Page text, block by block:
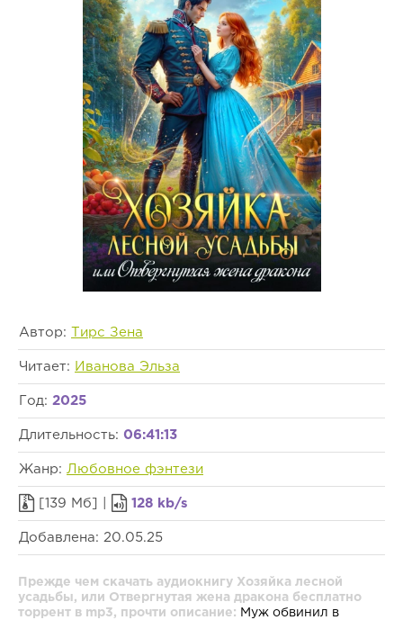
Автор: Тирс Зена
Читает: Иванова Эльза
Год: 2025
Длительность: 06:41:13
Жанр: Любовное фэнтези
[139 Мб] | 128 kb/s
Добавлена: 20.05.25
Прежде чем скачать аудиокнигу Хозяйка лесной
усадьбы, или Отвергнутая жена дракона бесплатно
торрент в mp3, прочти описание: Муж обвинил в